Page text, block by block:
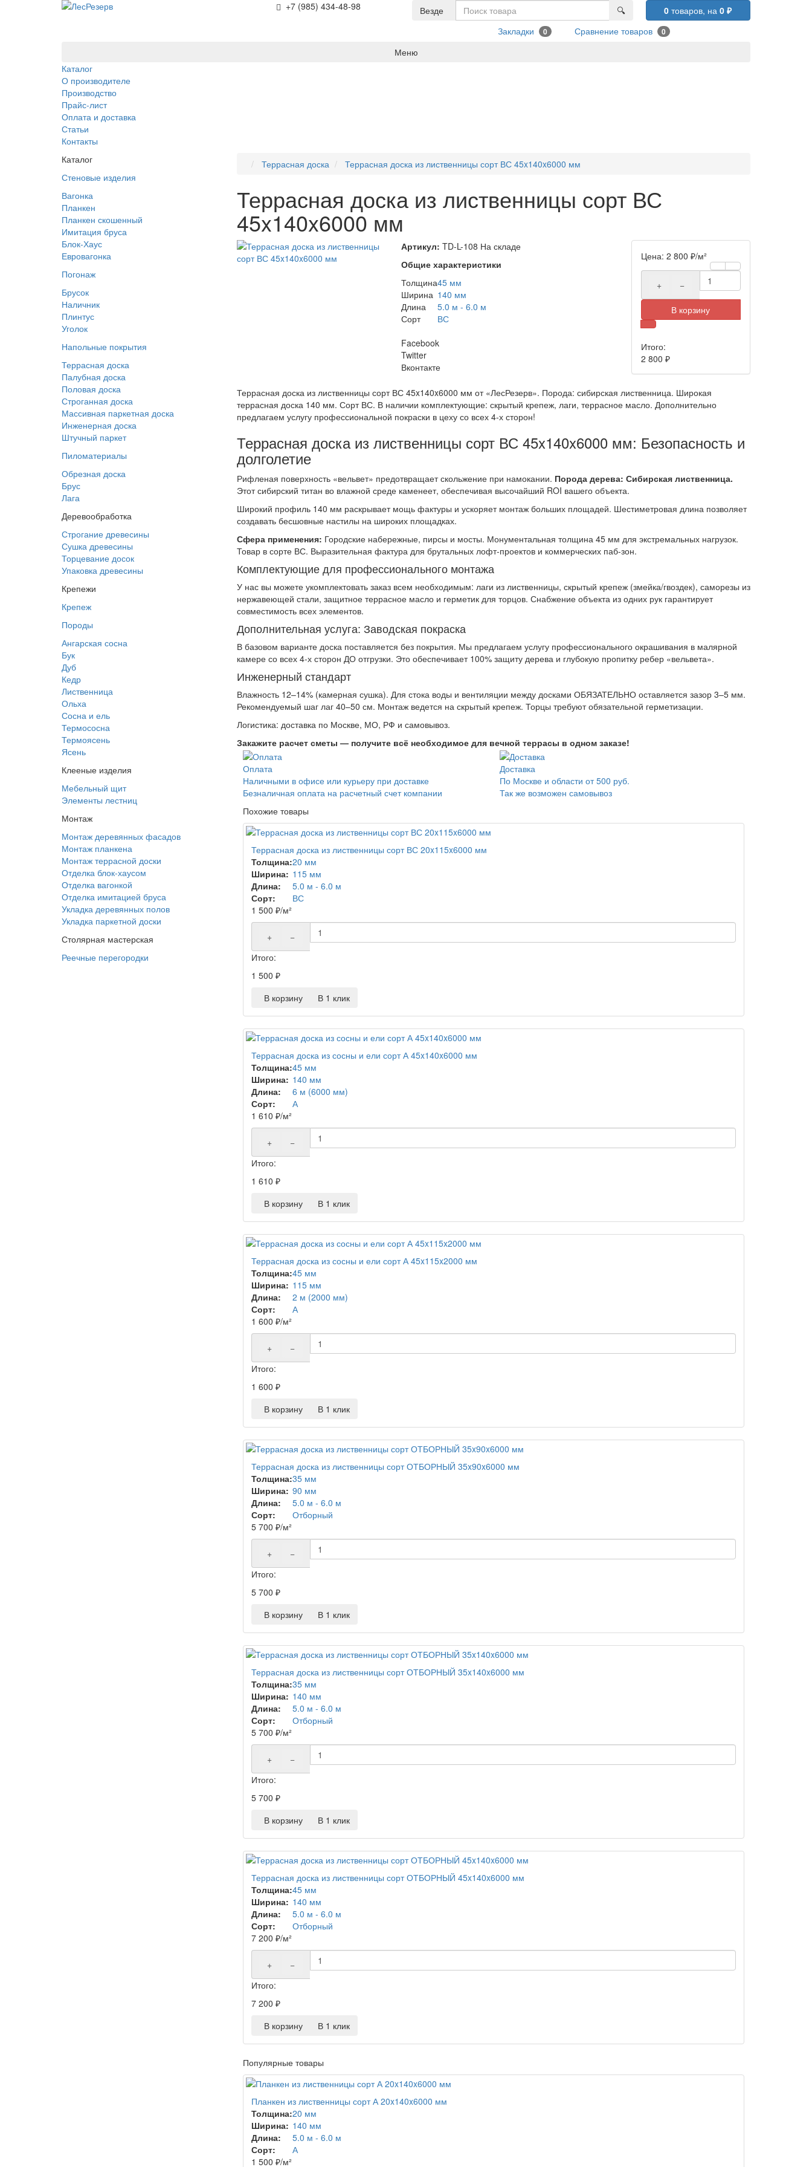
+7 (985) 434-48-98 Везде 🔍 0 товаров, на0 ₽
Закладки
0 Сравнение товаров 0
Меню
Каталог
О производителе
Производство
Прайс-лист
Оплата и доставка
Статьи
Контакты
Каталог
Стеновые изделия
Вагонка
Планкен
Планкен скошенный
Имитация бруса
Блок-Хаус
Евровагонка
Погонаж
Брусок
Наличник
Плинтус
Уголок
Напольные покрытия
Террасная доска
Палубная доска
Половая доска
Строганная доска
Массивная паркетная доска
Инженерная доска
Штучный паркет
Пиломатериалы
Обрезная доска
Брус
Лага
Деревообработка
Строгание древесины
Сушка древесины
Торцевание досок
Упаковка древесины
Крепежи
Крепеж
Породы
Ангарская сосна
Бук
Дуб
Кедр
Лиственница
Ольха
Сосна и ель
Термососна
Термоясень
Ясень
Клееные изделия
Мебельный щит
Элементы лестниц
Монтаж
Монтаж деревянных фасадов
Монтаж планкена
Монтаж террасной доски
Отделка блок-хаусом
Отделка вагонкой
Отделка имитацией бруса
Укладка деревянных полов
Укладка паркетной доски
Столярная мастерская
Реечные перегородки
Террасная доска Террасная доска из лиственницы сорт ВС 45x140x6000 мм
Террасная доска из лиственницы сорт ВС
45x140x6000 мм
Артикул: TD-L-108 На складе
Общие характеристики
Толщина45 мм
Ширина 140 мм
Длина
5.0 м - 6.0 м
Сорт
ВС
Facebook
Twitter
Вконтакте
Цена: 2 800 ₽/м²
+ −
В корзину
Итого:
2 800 ₽
Террасная доска из лиственницы сорт ВС 45x140x6000 мм от «ЛесРезерв». Порода: сибирская лиственница. Широкая
террасная доска 140 мм. Сорт ВС. В наличии комплектующие: скрытый крепеж, лаги, террасное масло. Дополнительно
предлагаем услугу профессиональной покраски в цеху со всех 4-х сторон!
Террасная доска из лиственницы сорт ВС 45x140x6000 мм: Безопасность и
долголетие
Рифленая поверхность «вельвет» предотвращает скольжение при намокании. Порода дерева: Сибирская лиственница.
Этот сибирский титан во влажной среде каменеет, обеспечивая высочайший ROI вашего объекта.
Широкий профиль 140 мм раскрывает мощь фактуры и ускоряет монтаж больших площадей. Шестиметровая длина позволяет
создавать бесшовные настилы на широких площадках.
Сфера применения: Городские набережные, пирсы и мосты. Монументальная толщина 45 мм для экстремальных нагрузок.
Товар в сорте ВС. Выразительная фактура для брутальных лофт-проектов и коммерческих паб-зон.
Комплектующие для профессионального монтажа
У нас вы можете укомплектовать заказ всем необходимым: лаги из лиственницы, скрытый крепеж (змейка/гвоздек), саморезы из
нержавеющей стали, защитное террасное масло и герметик для торцов. Снабжение объекта из одних рук гарантирует
совместимость всех элементов.
Дополнительная услуга: Заводская покраска
В базовом варианте доска поставляется без покрытия. Мы предлагаем услугу профессионального окрашивания в малярной
камере со всех 4-х сторон ДО отгрузки. Это обеспечивает 100% защиту дерева и глубокую пропитку ребер «вельвета».
Инженерный стандарт
Влажность 12–14% (камерная сушка). Для стока воды и вентиляции между досками ОБЯЗАТЕЛЬНО оставляется зазор 3–5 мм.
Рекомендуемый шаг лаг 40–50 см. Монтаж ведется на скрытый крепеж. Торцы требуют обязательной герметизации.
Логистика: доставка по Москве, МО, РФ и самовывоз.
Закажите расчет сметы — получите всё необходимое для вечной террасы в одном заказе!
Оплата
Наличными в офисе или курьеру при доставке
Безналичная оплата на расчетный счет компании
Доставка
По Москве и области от 500 руб.
Так же возможен самовывоз
Похожие товары
Террасная доска из лиственницы сорт ВС 20x115x6000 мм
Толщина:20 мм
Ширина: 115 мм
Длина:
5.0 м - 6.0 м
Сорт:
ВС
1 500 ₽/м²
+
−
Итого:
1 500 ₽
В корзину
В 1 клик
Террасная доска из сосны и ели сорт А 45x140x6000 мм
Толщина:45 мм
Ширина: 140 мм
Длина:
6 м (6000 мм)
Сорт:
А
1 610 ₽/м²
+
−
Итого:
1 610 ₽
В корзину
В 1 клик
Террасная доска из сосны и ели сорт А 45x115x2000 мм
Толщина:45 мм
Ширина: 115 мм
Длина:
2 м (2000 мм)
Сорт:
А
1 600 ₽/м²
+
−
Итого:
1 600 ₽
В корзину
В 1 клик
Террасная доска из лиственницы сорт ОТБОРНЫЙ 35x90x6000 мм
Толщина:35 мм
Ширина: 90 мм
Длина:
5.0 м - 6.0 м
Сорт:
Отборный
5 700 ₽/м²
+
−
Итого:
5 700 ₽
В корзину
В 1 клик
Террасная доска из лиственницы сорт ОТБОРНЫЙ 35x140x6000 мм
Толщина:35 мм
Ширина: 140 мм
Длина:
5.0 м - 6.0 м
Сорт:
Отборный
5 700 ₽/м²
+
−
Итого:
5 700 ₽
В корзину
В 1 клик
Террасная доска из лиственницы сорт ОТБОРНЫЙ 45x140x6000 мм
Толщина:45 мм
Ширина: 140 мм
Длина:
5.0 м - 6.0 м
Сорт:
Отборный
7 200 ₽/м²
+
−
Итого:
7 200 ₽
В корзину
В 1 клик
Популярные товары
Планкен из лиственницы сорт А 20x140x6000 мм
Толщина:20 мм
Ширина: 140 мм
Длина:
5.0 м - 6.0 м
Сорт:
А
1 500 ₽/м²